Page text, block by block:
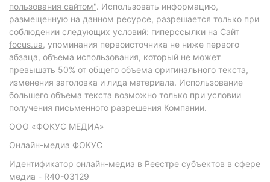
пользования сайтом". Использовать информацию,
размещенную на данном ресурсе, разрешается только при
соблюдении следующих условий: гиперссылки на Сайт
focus.ua, упоминания первоисточника не ниже первого
абзаца, объема использования, который не может
превышать 50% от общего объема оригинального текста,
изменения заголовка и лида материала. Использование
большего объема текста возможно только при условии
получения письменного разрешения Компании.
ООО «ФОКУС МЕДИА»
Онлайн-медиа ФОКУС
Идентификатор онлайн-медиа в Реестре субъектов в сфере
медиа - R40-03129